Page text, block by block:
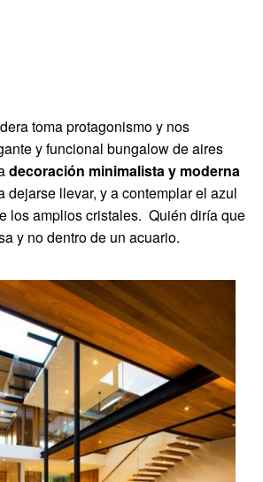
toma protagonismo y nos
y funcional bungalow de aires
decoración minimalista y moderna
dejarse llevar, y a contemplar el azul
los amplios cristales. Quién diría que
y no dentro de un acuario.